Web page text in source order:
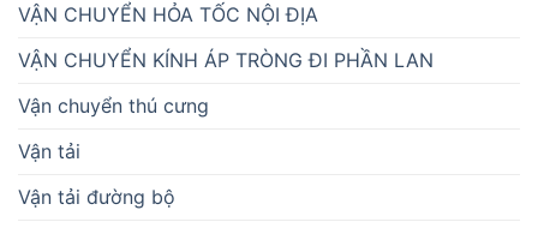
VẬN CHUYỂN HỎA TỐC NỘI ĐỊA
VẬN CHUYỂN KÍNH ÁP TRÒNG ĐI PHẦN LAN
Vận chuyển thú cưng
Vận tải
Vận tải đường bộ